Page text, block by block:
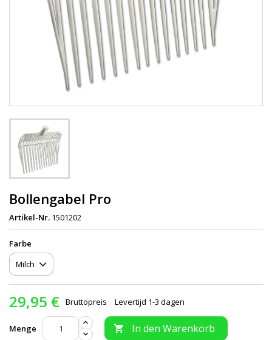
Bollengabel Pro
Artikel-Nr. 1501202
Farbe
29,95 € Bruttopreis Levertijd 1-3 dagen
Menge  In den Warenkorb